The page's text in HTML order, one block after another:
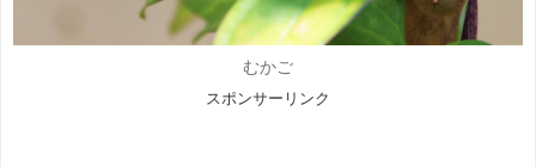
むかご
スポンサーリンク